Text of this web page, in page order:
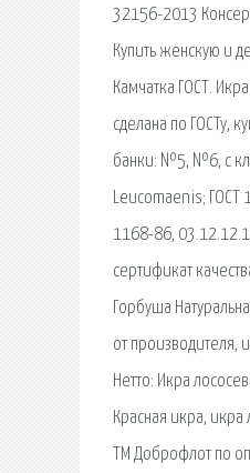
32156-2013
Купить женскую и
Камчатка ГОСТ.
сделана по ГОСТу,
банки: №5, №6, с
Leucomaenis; ГОСТ
1168-86,
сертификат
Горбуша
от производителя,
Нетто: Икра
Красная икра, икра
ТМ Доброфлот по